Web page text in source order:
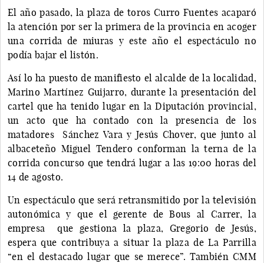
El año pasado, la plaza de toros Curro Fuentes acaparó
la atención por ser la primera de la provincia en acoger
una corrida de miuras y este año el espectáculo no
podía bajar el listón.
Así lo ha puesto de manifiesto el alcalde de la localidad,
Marino Martínez Guijarro, durante la presentación del
cartel que ha tenido lugar en la Diputación provincial,
un acto que ha contado con la presencia de los
matadores Sánchez Vara y Jesús Chover, que junto al
albaceteño Miguel Tendero conforman la terna de la
corrida concurso que tendrá lugar a las 19:00 horas del
14 de agosto.
Un espectáculo que será retransmitido por la televisión
autonómica y que el gerente de Bous al Carrer, la
empresa que gestiona la plaza, Gregorio de Jesús,
espera que contribuya a situar la plaza de La Parrilla
“en el destacado lugar que se merece”. También CMM